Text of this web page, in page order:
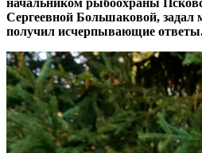
Сергеевной Большаковой, задал
получил исчерпывающие